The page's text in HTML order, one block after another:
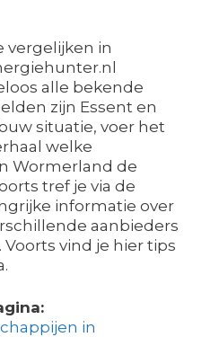
vergelijken in
alle bekende
zijn Essent en
situatie, voer het
welke
Wormerland de
tref je via de
informatie over
aanbieders
vind je hier tips
in